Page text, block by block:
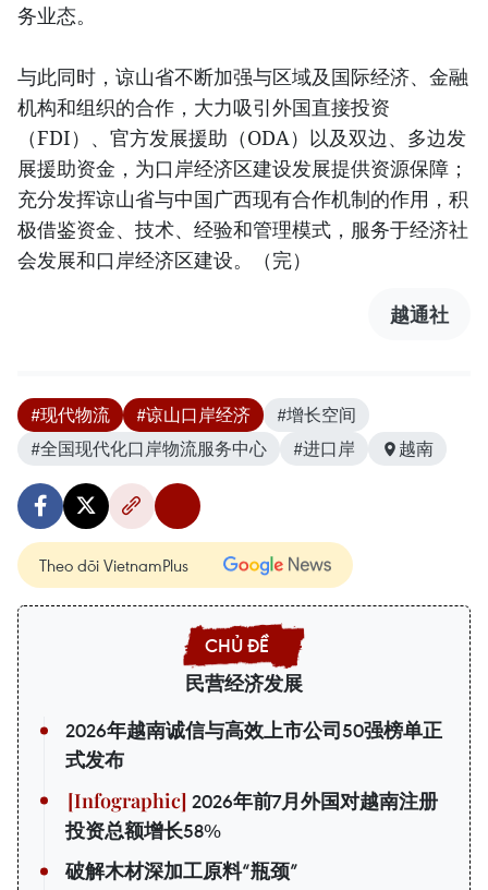
务业态。
与此同时，谅山省不断加强与区域及国际经济、金融
机构和组织的合作，大力吸引外国直接投资
（FDI）、官方发展援助（ODA）以及双边、多边发
展援助资金，为口岸经济区建设发展提供资源保障；
充分发挥谅山省与中国广西现有合作机制的作用，积
极借鉴资金、技术、经验和管理模式，服务于经济社
会发展和口岸经济区建设。（完）
越通社
#现代物流 #谅山口岸经济
#增长空间
#全国现代化口岸物流服务中心
#进口岸 越南
Theo dõi VietnamPlus
民营经济发展
2026年越南诚信与高效上市公司50强榜单正
式发布
2026年前7月外国对越南注册
投资总额增长58%
破解木材深加工原料“瓶颈”